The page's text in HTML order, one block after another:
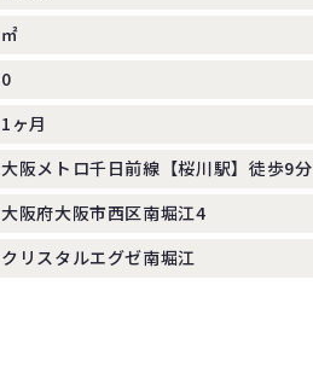
㎡
0
1ヶ月
大阪メトロ千日前線【桜川駅】徒歩9分
大阪府大阪市西区南堀江4
クリスタルエグゼ南堀江